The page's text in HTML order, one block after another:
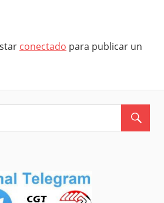
conectado para publicar un